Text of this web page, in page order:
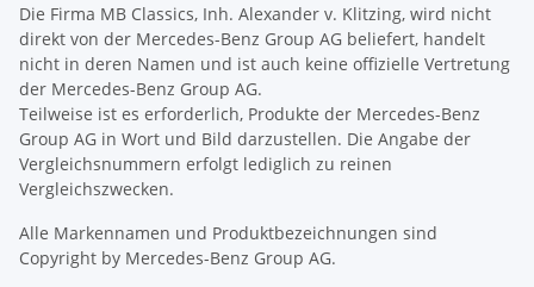
Die Firma MB Classics, Inh. Alexander v. Klitzing, wird nicht
direkt von der Mercedes-Benz Group AG beliefert, handelt
nicht in deren Namen und ist auch keine offizielle Vertretung
der Mercedes-Benz Group AG.
Teilweise ist es erforderlich, Produkte der Mercedes-Benz
Group AG in Wort und Bild darzustellen. Die Angabe der
Vergleichsnummern erfolgt lediglich zu reinen
Vergleichszwecken.
Alle Markennamen und Produktbezeichnungen sind
Copyright by Mercedes-Benz Group AG.